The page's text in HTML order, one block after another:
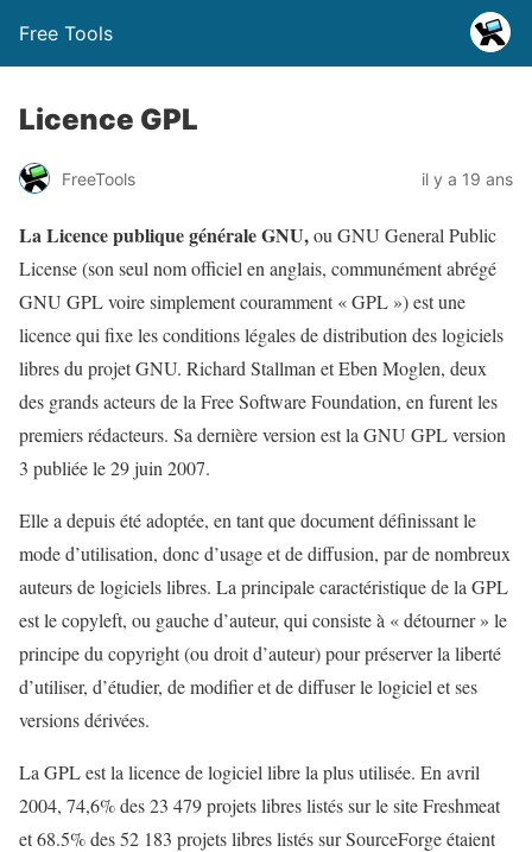
Free Tools
Licence GPL
FreeTools il y a 19 ans
La Licence publique générale GNU,ou GNU General Public
License (son seul nom officiel en anglais, communément abrégé
GNU GPL voire simplement couramment « GPL ») est une
licence qui fixe les conditions légales de distribution des logiciels
libres du projet GNU. Richard Stallman et Eben Moglen, deux
des grands acteurs de la Free Software Foundation, en furent les
premiers rédacteurs. Sa dernière version est la GNU GPL version
3 publiée le 29 juin 2007.
Elle a depuis été adoptée, en tant que document définissant le
mode d’utilisation, donc d’usage et de diffusion, par de nombreux
auteurs de logiciels libres. La principale caractéristique de la GPL
est le copyleft, ou gauche d’auteur, qui consiste à « détourner » le
principe du copyright (ou droit d’auteur) pour préserver la liberté
d’utiliser, d’étudier, de modifier et de diffuser le logiciel et ses
versions dérivées.
La GPL est la licence de logiciel libre la plus utilisée. En avril
2004, 74,6% des 23 479 projets libres listés sur le site Freshmeat
et 68.5% des 52 183 projets libres listés sur SourceForge étaient